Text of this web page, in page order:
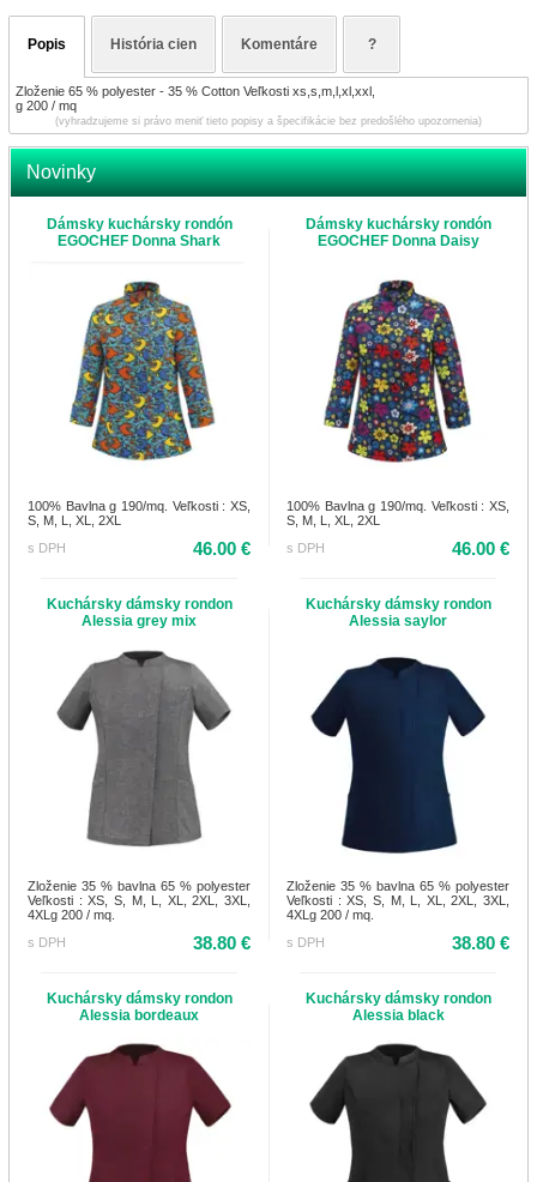
Popis História cien Komentáre ?
Zloženie 65 % polyester - 35 % Cotton Veľkosti xs,s,m,l,xl,xxl,
g 200 / mq
(vyhradzujeme si právo meniť tieto popisy a špecifikácie bez predošlého upozornenia)
Novinky
Dámsky kuchársky rondón
EGOCHEF Donna Shark
100% Bavlna g 190/mq. Veľkosti : XS,
S, M, L, XL, 2XL
s DPH
46.00 €
Dámsky kuchársky rondón
EGOCHEF Donna Daisy
100% Bavlna g 190/mq. Veľkosti : XS,
S, M, L, XL, 2XL
s DPH
46.00 €
Kuchársky dámsky rondon
Alessia grey mix
Zloženie 35 % bavlna 65 % polyester
Veľkosti : XS, S, M, L, XL, 2XL, 3XL,
4XLg 200 / mq.
s DPH
38.80 €
Kuchársky dámsky rondon
Alessia saylor
Zloženie 35 % bavlna 65 % polyester
Veľkosti : XS, S, M, L, XL, 2XL, 3XL,
4XLg 200 / mq.
s DPH
38.80 €
Kuchársky dámsky rondon
Alessia bordeaux
Kuchársky dámsky rondon
Alessia black